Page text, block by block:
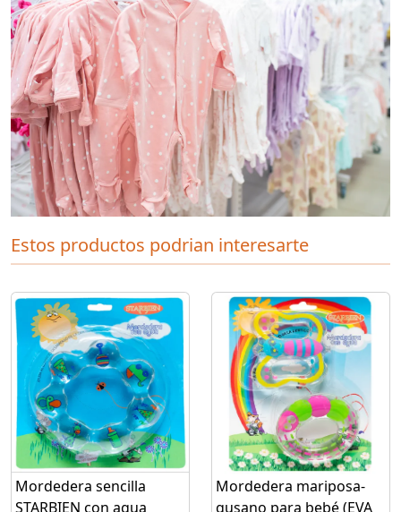
Estos productos podrian interesarte
Mordedera sencilla
STARBIEN con agua
Mordedera mariposa-
gusano para bebé (EVA